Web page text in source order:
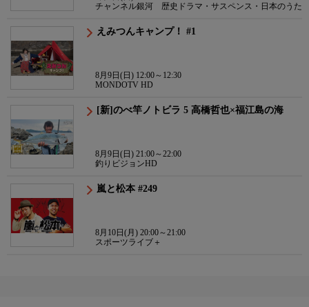
チャンネル銀河 歴史ドラマ・サスペンス・日本のうた
えみつんキャンプ！ #1
8月9日(日) 12:00～12:30
MONDOTV HD
[新]のべ竿ノトビラ 5 高橋哲也×福江島の海
8月9日(日) 21:00～22:00
釣りビジョンHD
嵐と松本 #249
8月10日(月) 20:00～21:00
スポーツライブ＋